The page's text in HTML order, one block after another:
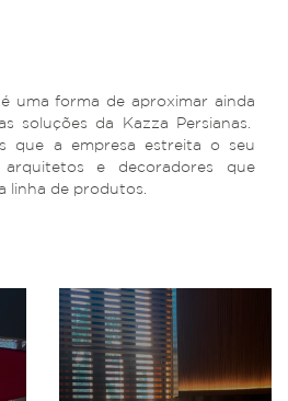
uma forma de aproximar ainda
soluções da Kazza Persianas.
que a empresa estreita o seu
arquitetos e decoradores que
linha de produtos.